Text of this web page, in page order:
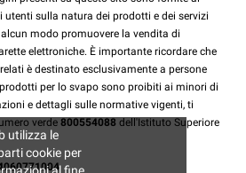
sulla natura dei prodotti e dei servizi
modo promuovere la vendita di
elettroniche. È importante ricordare che
è destinato esclusivamente a persone
per lo svapo sono proibiti ai minori di
e dettagli sulle normative vigenti, ti
verde 800554088 dell'Istituto Superiore
utilizza le
cookie per